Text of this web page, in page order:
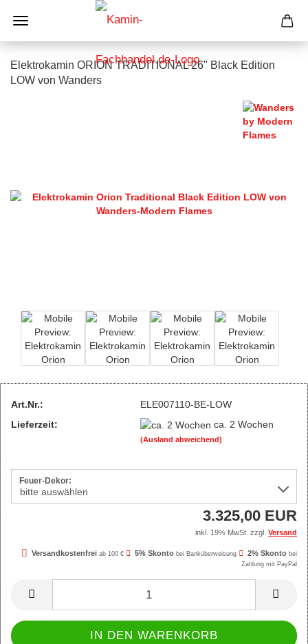
Elektrokamin ORION TRADITIONAL 26" Black Edition
LOW von Wanders
Art.Nr.:
ELE007110-BE-LOW
Lieferzeit:
ca. 2 Wochen
(Ausland abweichend)
Feuer-Dekor:
3.325,00 EUR
inkl. 19% MwSt. zzgl. Versand
Versandkostenfrei ab 100 € 5% Skonto bei Banküberweisung 2% Skonto bei
Zahlung mit PayPal